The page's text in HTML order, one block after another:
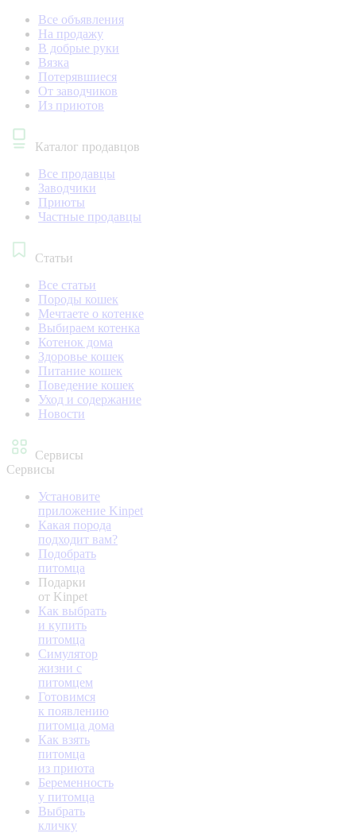
Все объявления
На продажу
В добрые руки
Вязка
Потерявшиеся
От заводчиков
Из приютов
Каталог продавцов
Все продавцы
Заводчики
Приюты
Частные продавцы
Статьи
Все статьи
Породы кошек
Мечтаете о котенке
Выбираем котенка
Котенок дома
Здоровье кошек
Питание кошек
Поведение кошек
Уход и содержание
Новости
Сервисы
Сервисы
Установите
приложение Kinpet
Какая порода
подходит вам?
Подобрать
питомца
Подарки
от Kinpet
Как выбрать
и купить
питомца
Симулятор
жизни с
питомцем
Готовимся
к появлению
питомца дома
Как взять
питомца
из приюта
Беременность
у питомца
Выбрать
кличку